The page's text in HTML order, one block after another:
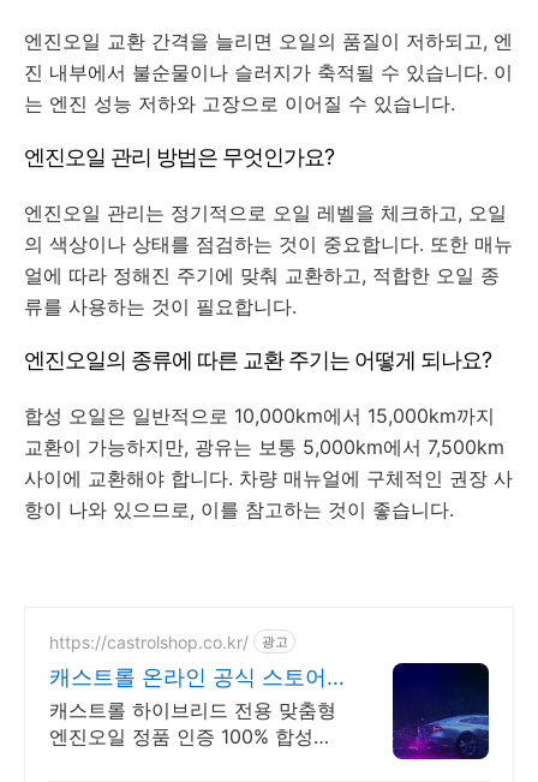
엔진오일 교환 간격을 늘리면 오일의 품질이 저하되고, 엔
진 내부에서 불순물이나 슬러지가 축적될 수 있습니다. 이
는 엔진 성능 저하와 고장으로 이어질 수 있습니다.
엔진오일 관리 방법은 무엇인가요?
엔진오일 관리는 정기적으로 오일 레벨을 체크하고, 오일
의 색상이나 상태를 점검하는 것이 중요합니다. 또한 매뉴
얼에 따라 정해진 주기에 맞춰 교환하고, 적합한 오일 종
류를 사용하는 것이 필요합니다.
엔진오일의 종류에 따른 교환 주기는 어떻게 되나요?
합성 오일은 일반적으로 10,000km에서 15,000km까지
교환이 가능하지만, 광유는 보통 5,000km에서 7,500km
사이에 교환해야 합니다. 차량 매뉴얼에 구체적인 권장 사
항이 나와 있으므로, 이를 참고하는 것이 좋습니다.
https://castrolshop.co.kr/ 광고
캐스트롤 온라인 공식 스토어
엔진오일 전문 브랜드
캐스트롤 하이브리드 전용 맞춤형
엔진오일 정품 인증 100% 합성엔